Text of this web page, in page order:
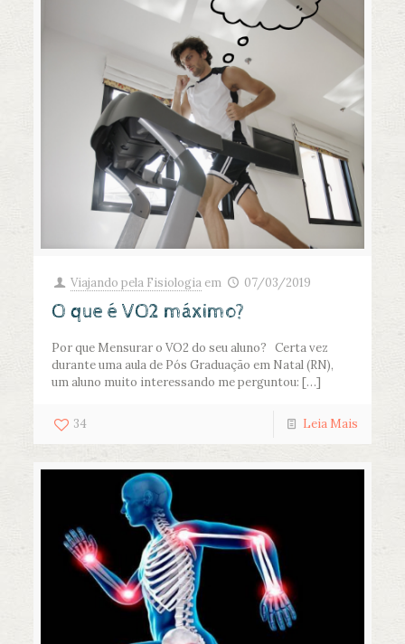
Viajando pela Fisiologia em 07/03/2019
O que é VO2 máximo?
Por que Mensurar o VO2 do seu aluno? Certa vez
durante uma aula de Pós Graduação em Natal (RN),
um aluno muito interessando me perguntou: […]
34 Leia Mais